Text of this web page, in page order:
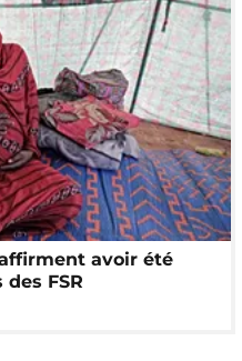
avoir été
FSR